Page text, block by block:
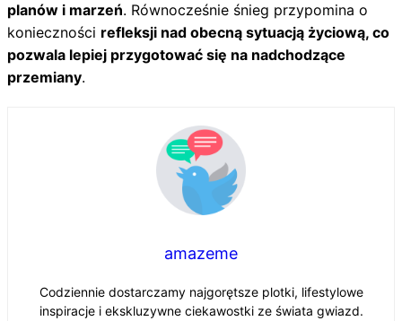
planów i marzeń. Równocześnie śnieg przypomina o
konieczności refleksji nad obecną sytuacją życiową, co
pozwala lepiej przygotować się na nadchodzące
przemiany.
amazeme
Codziennie dostarczamy najgorętsze plotki, lifestylowe
inspiracje i ekskluzywne ciekawostki ze świata gwiazd.